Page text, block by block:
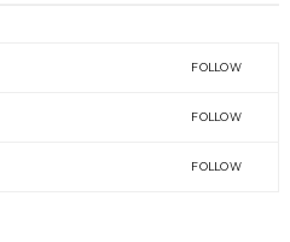
FOLLOW
FOLLOW
FOLLOW